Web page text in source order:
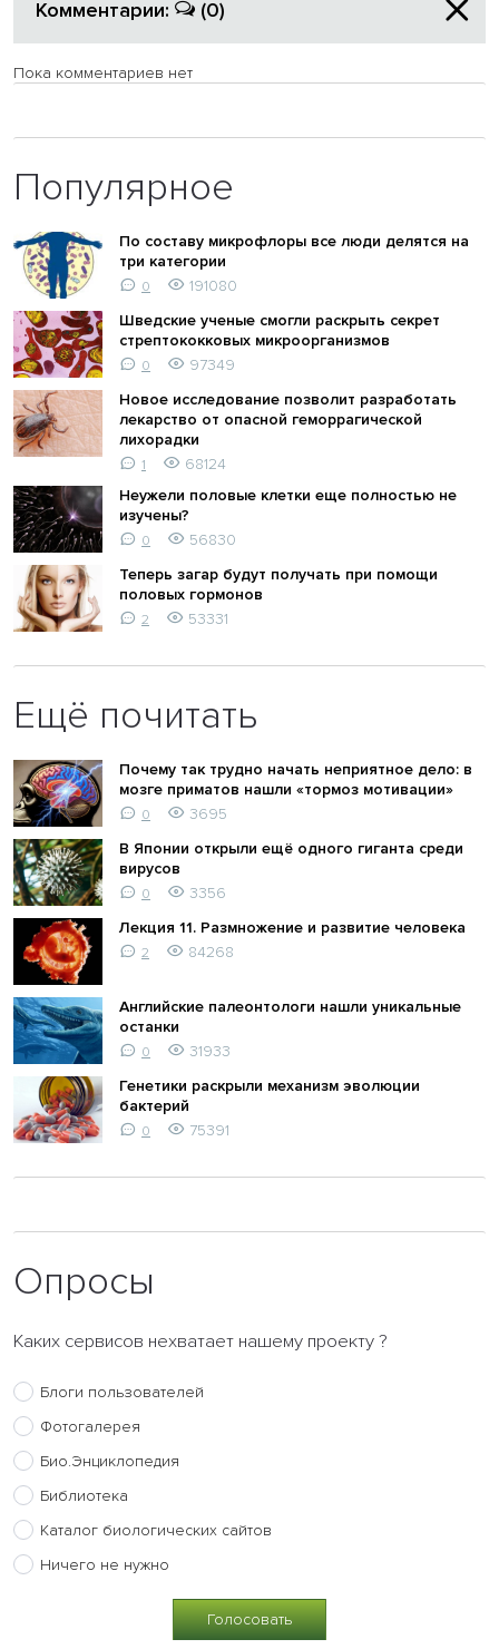
Комментарии: (0)
Пока комментариев нет
Популярное
По составу микрофлоры все люди делятся на
три категории
0
191080
Шведские ученые смогли раскрыть секрет
стрептококковых микроорганизмов
0
97349
Новое исследование позволит разработать
лекарство от опасной геморрагической
лихорадки
1
68124
Неужели половые клетки еще полностью не
изучены?
0
56830
Теперь загар будут получать при помощи
половых гормонов
2 53331
Ещё почитать
Почему так трудно начать неприятное дело: в
мозге приматов нашли «тормоз мотивации»
0
3695
В Японии открыли ещё одного гиганта среди
вирусов
0
3356
Лекция 11. Размножение и развитие человека
2 84268
Английские палеонтологи нашли уникальные
останки
0
31933
Генетики раскрыли механизм эволюции
бактерий
0 75391
Опросы
Каких сервисов нехватает нашему проекту ?
Блоги пользователей
Фотогалерея
Био.Энциклопедия
Библиотека
Каталог биологических сайтов
Ничего не нужно